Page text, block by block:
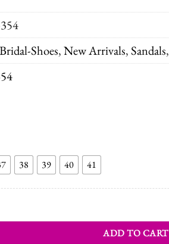
Bridal-Shoes,New Arrivals,Sandals,
38 39 40 41
ADD TO CART